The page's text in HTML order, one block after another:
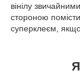
вінілу
стороною
суперклеєм,